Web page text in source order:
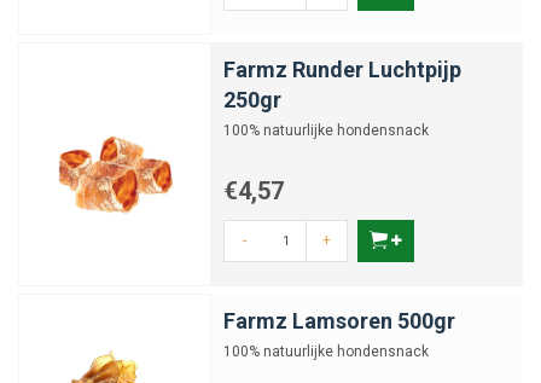
Farmz Runder Luchtpijp
250gr
100% natuurlijke hondensnack
€4,57
- +
Farmz Lamsoren 500gr
100% natuurlijke hondensnack